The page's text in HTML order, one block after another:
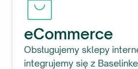
eCommerce
Obsługujemy sklepy
integrujemy się z